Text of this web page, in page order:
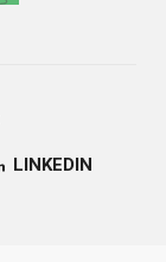
LINKEDIN